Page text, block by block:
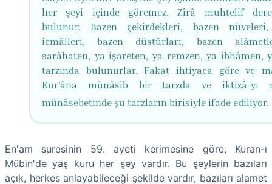
her şeyi içinde göremez. Zîrâ muhtelif
bulunur. Bazen çekirdekleri, bazen nüveleri,
icmâlleri, bazen düstûrları, bazen
sarâhaten, ya işareten, ya remzen, ya ibhâmen,
tarzında bulunurlar. Fakat ihtiyaca göre ve
Kur’âna münâsib bir tarzda ve iktizâ-yı
münâsebetinde şu tarzların birisiyle ifade ediliyor.
En'am suresinin 59. ayeti kerimesine göre, Kuran-ı
Mübin'de yaş kuru her şey vardır. Bu şeylerin bazıları
açık, herkes anlayabileceği şekilde vardır, bazıları alamet